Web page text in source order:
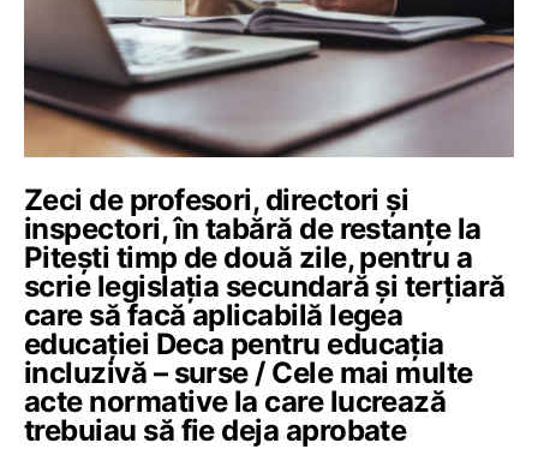
Zeci de profesori, directori și
inspectori, în tabără de restanțe la
Pitești timp de două zile, pentru a
scrie legislația secundară și terțiară
care să facă aplicabilă legea
educației Deca pentru educația
incluzivă – surse / Cele mai multe
acte normative la care lucrează
trebuiau să fie deja aprobate